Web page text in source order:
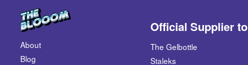
About
Blog
Official Supplier to
The Gelbottle
Staleks